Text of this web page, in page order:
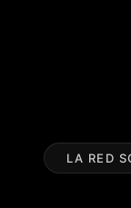
LA RED